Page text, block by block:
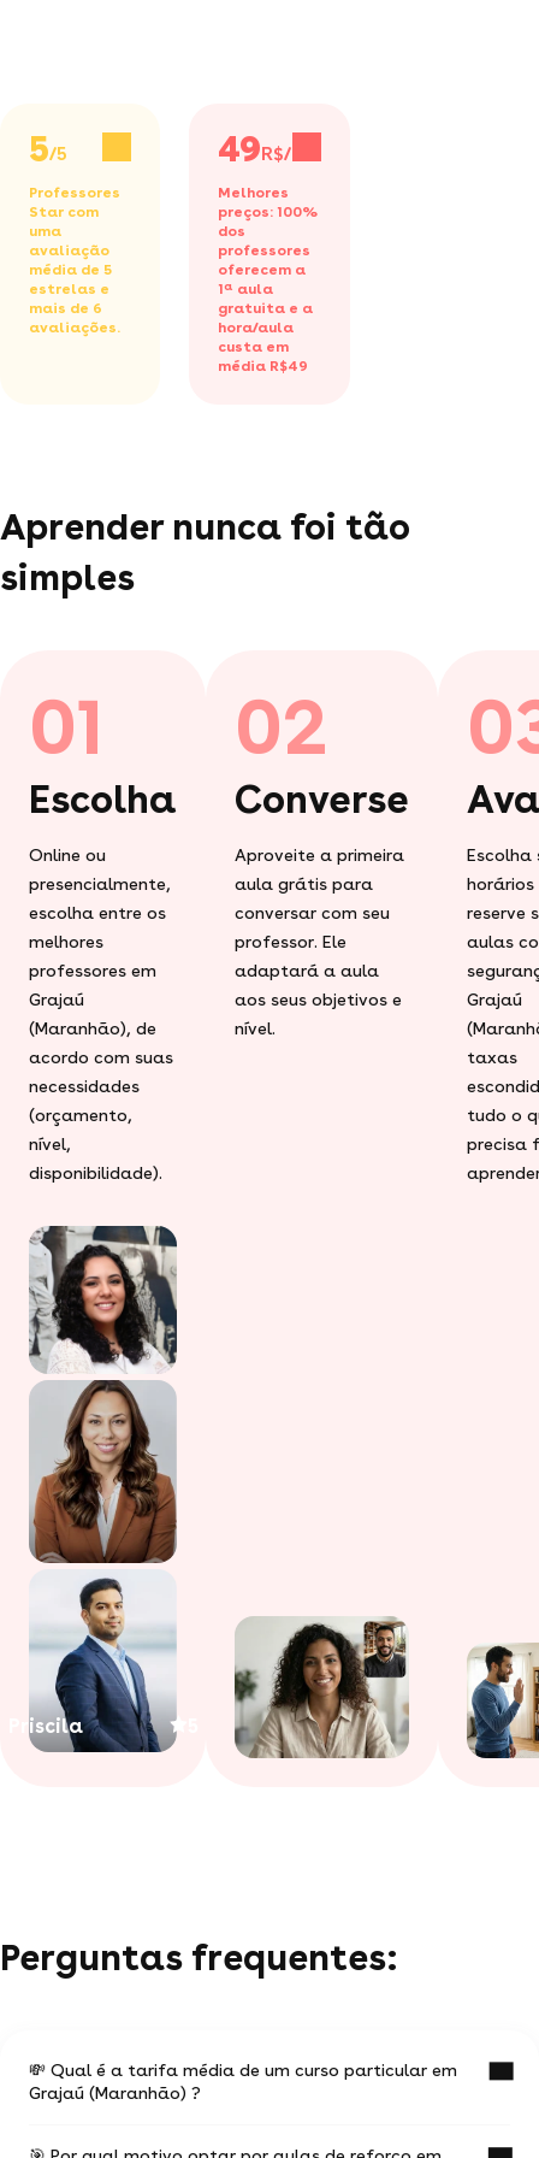
5/5
Professores
Star com
uma
avaliação
média de 5
estrelas e
mais de 6
avaliações.
49R$/h
Melhores
preços: 100%
dos
professores
oferecem a
1ª aula
gratuita e a
hora/aula
custa em
média R$49
Aprender nunca foi tão
simples
01
Escolha
Online ou
presencialmente,
escolha entre os
melhores
professores em
Grajaú
(Maranhão), de
acordo com suas
necessidades
(orçamento,
nível,
disponibilidade).
Priscila
02
Converse
Aproveite a primeira
aula grátis para
conversar com seu
professor. Ele
adaptará a aula
aos seus objetivos e
nível.
Escolha
horários
reserve
aulas
Grajaú
taxas
tudo o
precisa
Perguntas frequentes:
💸 Qual é a tarifa média de um curso particular em
Grajaú (Maranhão) ?